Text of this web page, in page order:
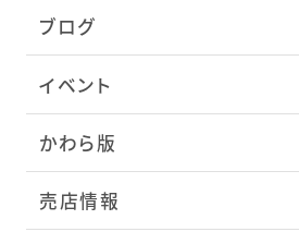
ブログ
イベント
かわら版
売店情報